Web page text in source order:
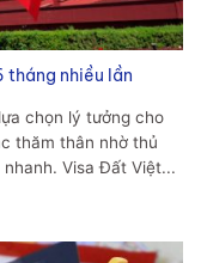
tháng nhiều lần
chọn lý tưởng cho
thăm thân nhờ thủ
Visa Đất Việt...